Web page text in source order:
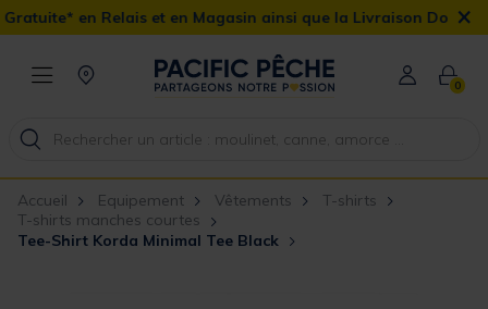
et en Magasin ainsi que la Livraison Domicile offerte dès×
0
Accueil Equipement Vêtements
T-shirts
T-shirts manches courtes
Tee-Shirt Korda Minimal Tee Black